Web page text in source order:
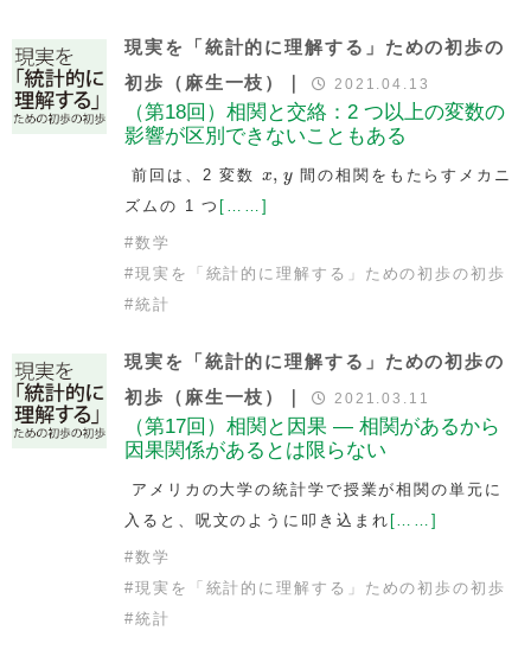
現実を「統計的に理解する」ための初歩の
初歩（麻生一枝）｜
2021.04.13
（第18回）相関と交絡：2 つ以上の変数の
影響が区別できないこともある
前回は、2 変数x, y
x y
間の相関をもたらすメカニ
ズムの 1 つ [……]
#数学
#現実を「統計的に理解する」ための初歩の初歩
#統計
現実を「統計的に理解する」ための初歩の
初歩（麻生一枝）｜
2021.03.11
（第17回）相関と因果 — 相関があるから
因果関係があるとは限らない
アメリカの大学の統計学で授業が相関の単元に
入ると、呪文のように叩き込まれ [……]
#数学
#現実を「統計的に理解する」ための初歩の初歩
#統計